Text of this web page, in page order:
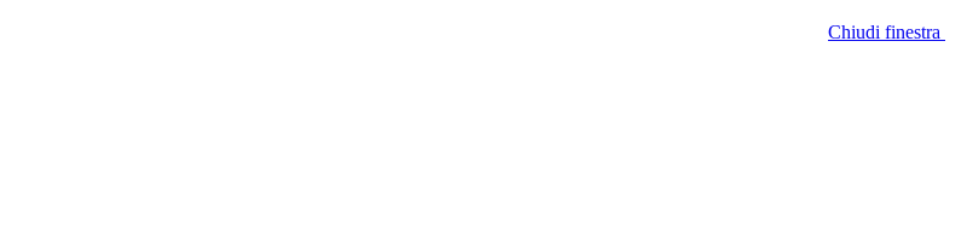
Chiudi finestra